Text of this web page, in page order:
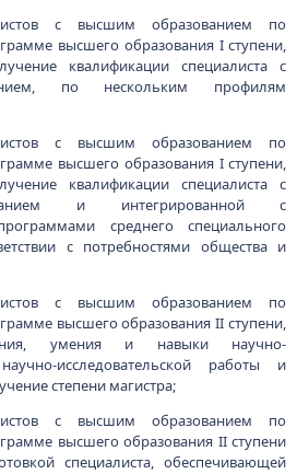
с высшим образованием по
высшего образования I ступени,
квалификации специалиста с
по нескольким профилям
с высшим образованием по
высшего образования I ступени,
квалификации специалиста с
и интегрированной с
среднего специального
с потребностями общества и
с высшим образованием по
высшего образования II ступени,
умения и навыки научно-
исследовательской работы и
степени магистра;
с высшим образованием по
высшего образования II ступени
специалиста, обеспечивающей